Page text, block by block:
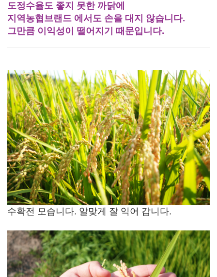
도정수율도 좋지 못한 까닭에
지역농협브랜드 에서도 손을 대지 않습니다.
그만큼 이익성이 떨어지기 때문입니다.
수확전 모습니다. 알맞게 잘 익어 갑니다.